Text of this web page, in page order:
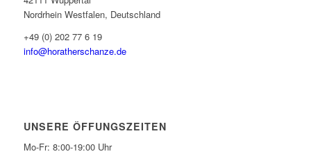
Nordrhein Westfalen, Deutschland
+49 (0) 202 77 6 19
info@horatherschanze.de
UNSERE ÖFFUNGSZEITEN
Mo-Fr: 8:00-19:00 Uhr